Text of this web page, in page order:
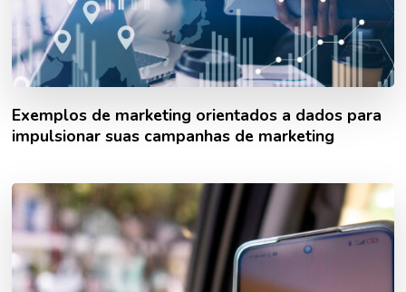
Exemplos de marketing orientados a dados para
impulsionar suas campanhas de marketing